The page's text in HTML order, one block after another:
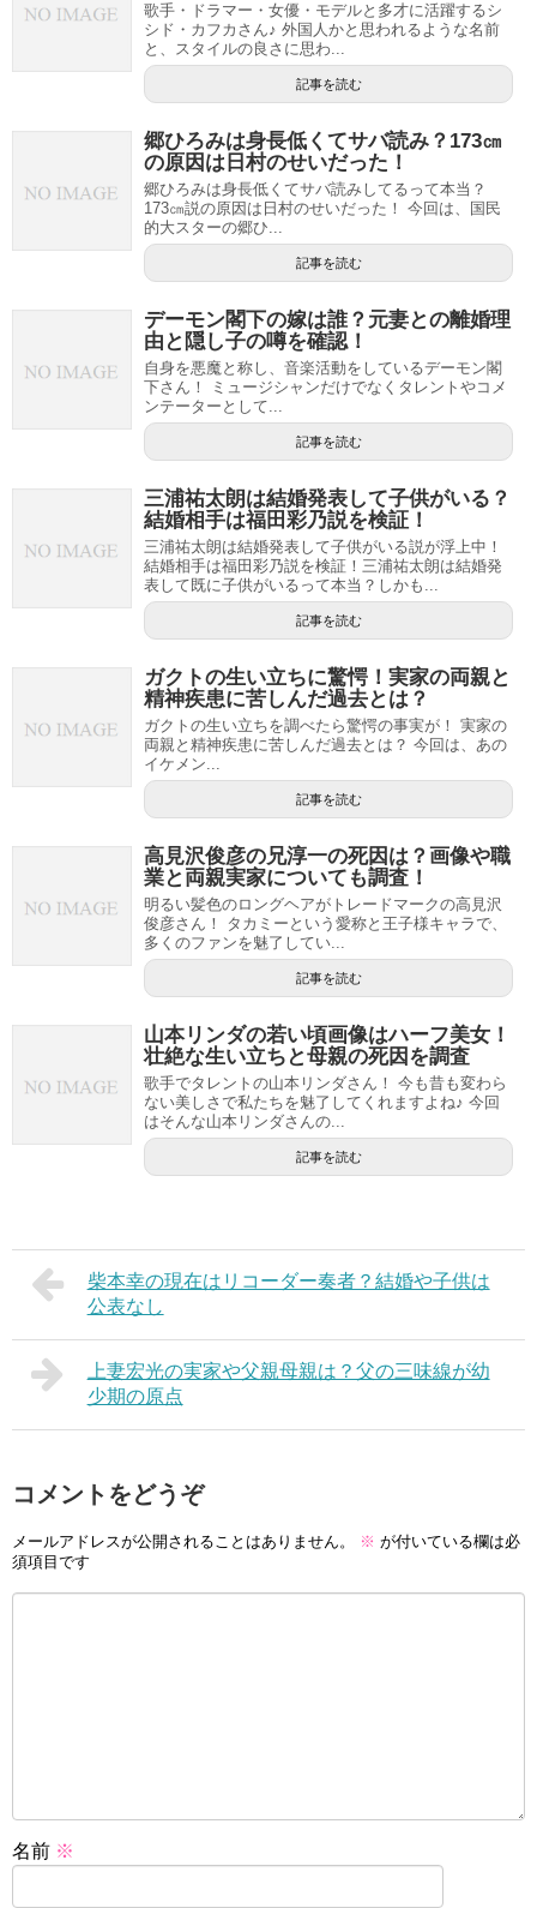
歌手・ドラマー・女優・モデルと多才に活躍するシ
シド・カフカさん♪ 外国人かと思われるような名前
と、スタイルの良さに思わ...
記事を読む
郷ひろみは身長低くてサバ読み？173㎝
の原因は日村のせいだった！
郷ひろみは身長低くてサバ読みしてるって本当？
173㎝説の原因は日村のせいだった！ 今回は、国民
的大スターの郷ひ...
記事を読む
デーモン閣下の嫁は誰？元妻との離婚理
由と隠し子の噂を確認！
自身を悪魔と称し、音楽活動をしているデーモン閣
下さん！ ミュージシャンだけでなくタレントやコメ
ンテーターとして...
記事を読む
三浦祐太朗は結婚発表して子供がいる？
結婚相手は福田彩乃説を検証！
三浦祐太朗は結婚発表して子供がいる説が浮上中！
結婚相手は福田彩乃説を検証！三浦祐太朗は結婚発
表して既に子供がいるって本当？しかも...
記事を読む
ガクトの生い立ちに驚愕！実家の両親と
精神疾患に苦しんだ過去とは？
ガクトの生い立ちを調べたら驚愕の事実が！ 実家の
両親と精神疾患に苦しんだ過去とは？ 今回は、あの
イケメン...
記事を読む
高見沢俊彦の兄淳一の死因は？画像や職
業と両親実家についても調査！
明るい髪色のロングヘアがトレードマークの高見沢
俊彦さん！ タカミーという愛称と王子様キャラで、
多くのファンを魅了してい...
記事を読む
山本リンダの若い頃画像はハーフ美女！
壮絶な生い立ちと母親の死因を調査
歌手でタレントの山本リンダさん！ 今も昔も変わら
ない美しさで私たちを魅了してくれますよね♪ 今回
はそんな山本リンダさんの...
記事を読む
柴本幸の現在はリコーダー奏者？結婚や子供は
公表なし
上妻宏光の実家や父親母親は？父の三味線が幼
少期の原点
コメントをどうぞ
メールアドレスが公開されることはありません。 ※ が付いている欄は必
須項目です
名前 ※